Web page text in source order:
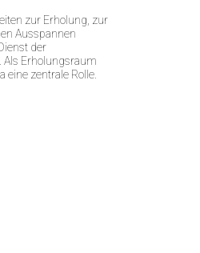
zur Erholung, zur
Ausspannen
der
Erholungsraum
zentrale Rolle.